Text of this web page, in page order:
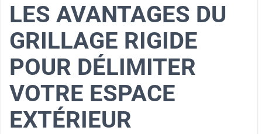
LES AVANTAGES DU
GRILLAGE RIGIDE
POUR DÉLIMITER
VOTRE ESPACE
EXTÉRIEUR